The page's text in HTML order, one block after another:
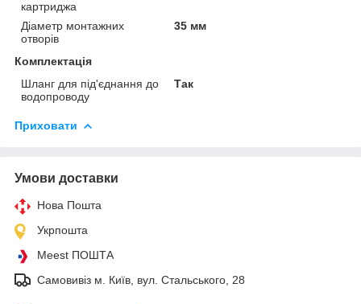
картриджа
Діаметр монтажних
отворів
35 мм
Комплектація
Шланг для під'єднання до
водопроводу
Так
Приховати
Умови доставки
Нова Пошта
Укрпошта
Meest ПОШТА
Самовивіз м. Київ, вул. Стальського, 28